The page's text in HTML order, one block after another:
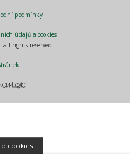
podmínky
údajů a cookies
all rights reserved